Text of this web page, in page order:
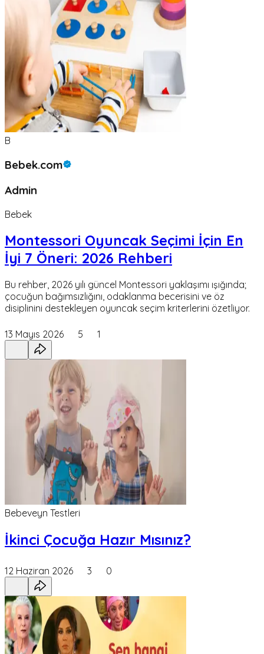
B
Bebek.com
Admin
Bebek
Montessori Oyuncak Seçimi İçin En
İyi 7 Öneri: 2026 Rehberi
Bu rehber, 2026 yılı güncel Montessori yaklaşımı ışığında;
çocuğun bağımsızlığını, odaklanma becerisini ve öz
disiplinini destekleyen oyuncak seçim kriterlerini özetliyor.
13 Mayıs 2026 5 1
Bebeveyn Testleri
İkinci Çocuğa Hazır Mısınız?
12 Haziran 2026 3 0